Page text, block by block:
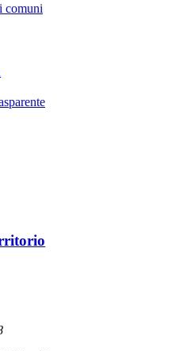
comuni